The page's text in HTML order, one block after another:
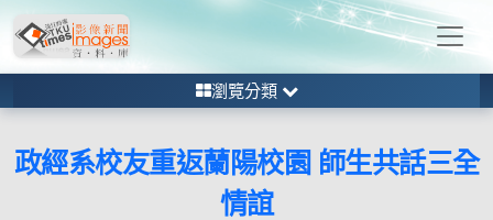
瀏覽分類
政經系校友重返蘭陽校園 師生共話三全
情誼